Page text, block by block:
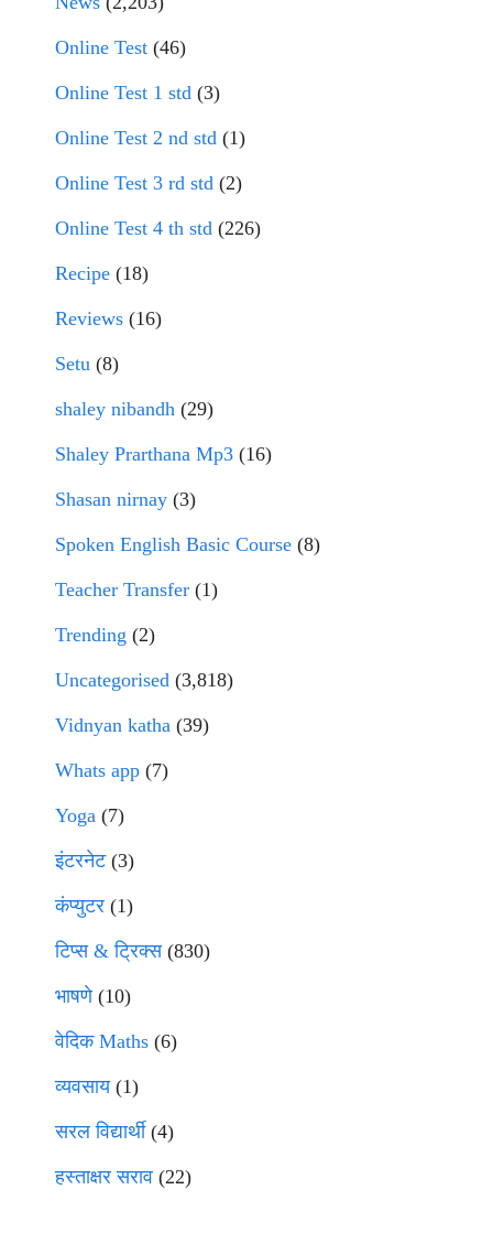
Online Test (46)
Online Test 1 std (3)
Online Test 2 nd std (1)
Online Test 3 rd std (2)
Online Test 4 th std (226)
Recipe (18)
Reviews (16)
Setu (8)
shaley nibandh (29)
Shaley Prarthana Mp3 (16)
Shasan nirnay (3)
Spoken English Basic Course (8)
Teacher Transfer (1)
Trending (2)
Uncategorised (3,818)
Vidnyan katha (39)
Whats app (7)
Yoga (7)
इंटरनेट(3)
कंप्युटर (1)
टिप्स & ट्रिक्स(830)
भाषणे(10)
वेदिक Maths (6)
व्यवसाय(1)
सरल विद्यार्थी(4)
हस्ताक्षर सराव (22)